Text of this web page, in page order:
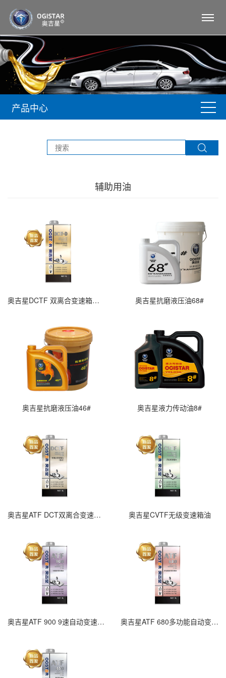
产品中心
辅助用油
奥吉星DCTF 双离合变速箱油（干式） 奥吉星抗磨液压油68#
奥吉星抗磨液压油46# 奥吉星液力传动油8#
奥吉星ATF DCT双离合变速箱油 奥吉星CVTF无级变速箱油
奥吉星ATF 900 9速自动变速箱油 奥吉星ATF 680多功能自动变速箱油